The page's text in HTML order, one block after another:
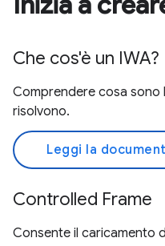
Che cos'è un IWA?
Comprendere cosa sono
risolvono.
Leggi la
Controlled Frame
Consente il caricamento